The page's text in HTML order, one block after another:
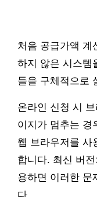
처음 공급가액 계
하지 않은 시스템
들을 구체적으로
온라인 신청 시
이지가 멈추는 경
웹 브라우저를 사
합니다. 최신 버
용하면 이러한 문